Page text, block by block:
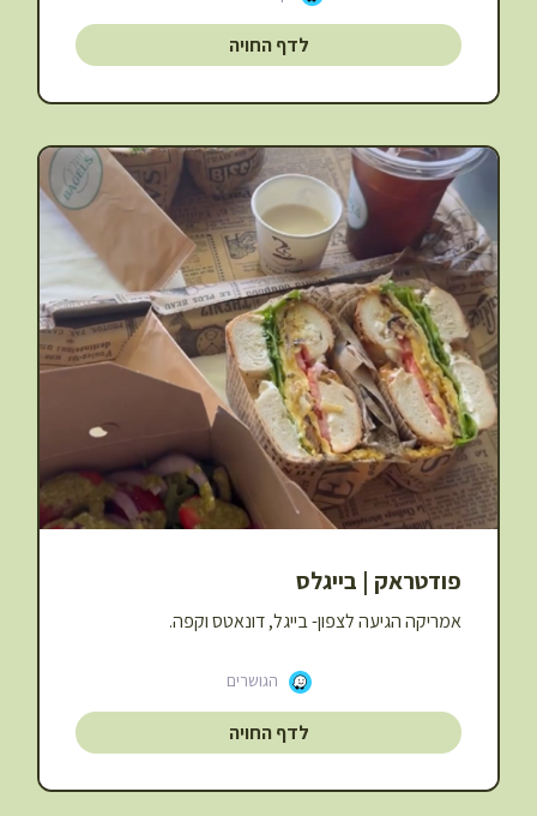
לדף החויה
פודטראק | בייגלס
אמריקה הגיעה לצפון- בייגל, דונאטס וקפה.
הגושרים
לדף החויה